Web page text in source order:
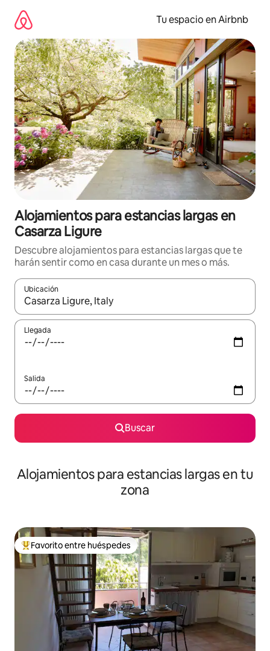
contenido
Tu espacio en Airbnb
Alojamientos para estancias largas en
Casarza Ligure
Descubre alojamientos para estancias largas que te
harán sentir como en casa durante un mes o más.
Ubicación
Cuando los resultados estén disponibles, podrás navegar
Llegada
Salida
Buscar
Alojamientos para estancias largas en tu
zona
De los mejores en Favorito entre huéspedes
Favorito entre huéspedes